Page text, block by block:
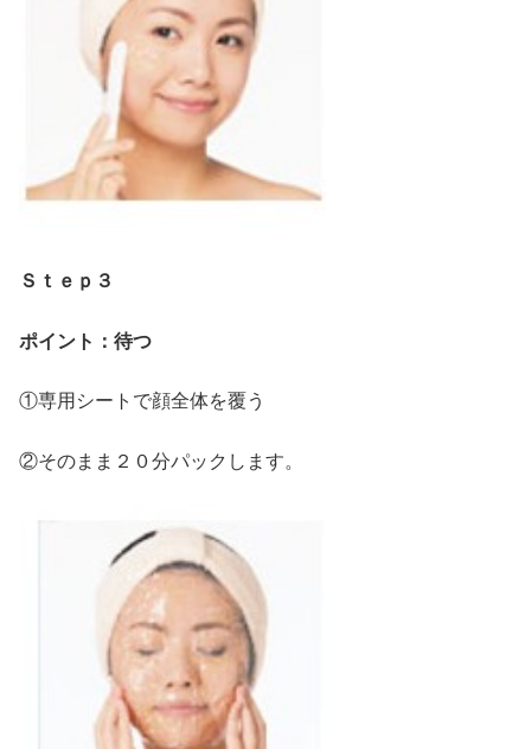
Ｓｔｅｐ３
ポイント：待つ
①専用シートで顔全体を覆う
②そのまま２０分パックします。